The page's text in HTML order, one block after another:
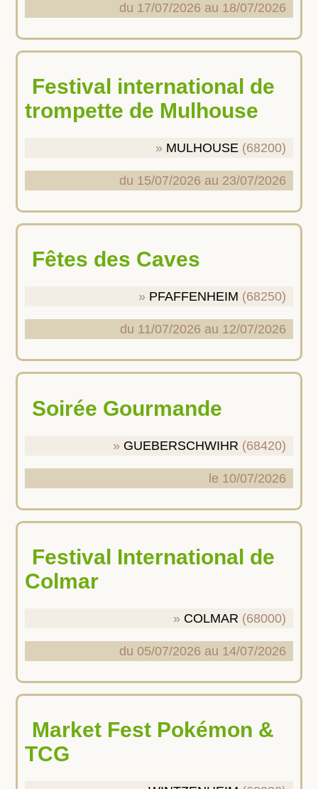
du 17/07/2026 au 18/07/2026
Festival international de
trompette de Mulhouse
MULHOUSE (68200)
du 15/07/2026 au 23/07/2026
Fêtes des Caves
PFAFFENHEIM (68250)
du 11/07/2026 au 12/07/2026
Soirée Gourmande
GUEBERSCHWIHR (68420)
le 10/07/2026
Festival International de
Colmar
COLMAR (68000)
du 05/07/2026 au 14/07/2026
Market Fest Pokémon &
TCG